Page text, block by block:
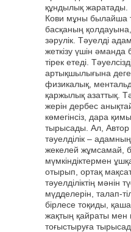
құндылық жаратады.
Кови мұны былайша
басқаның қолдауына,
зәрулік. Тәуелді
жеткізу үшін әманда
тірек етеді.
артықшылығына
физикалық,
қаржылық азаттық.
жерін дербес
көмегінсіз, дара
тырысады. Ал, Автор
тәуелділік – адамның
жекелей жұмсамай,
мүмкіндіктермен
отырып, ортақ
тәуелділіктің мәнін
мүдделерін, талап-
бірлесе тоқиды,
жақтың қайраты мен
тоғыстыруға